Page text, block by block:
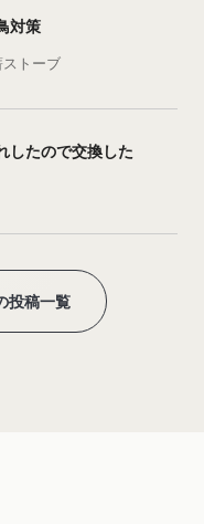
対策
トーブ
したので交換した
投稿一覧